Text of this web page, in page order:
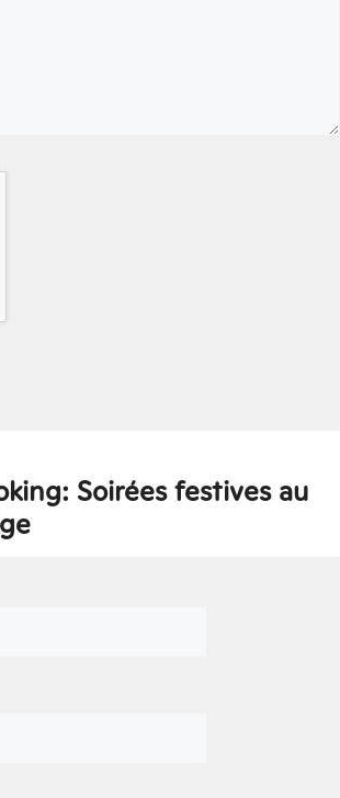
Soirées festives au